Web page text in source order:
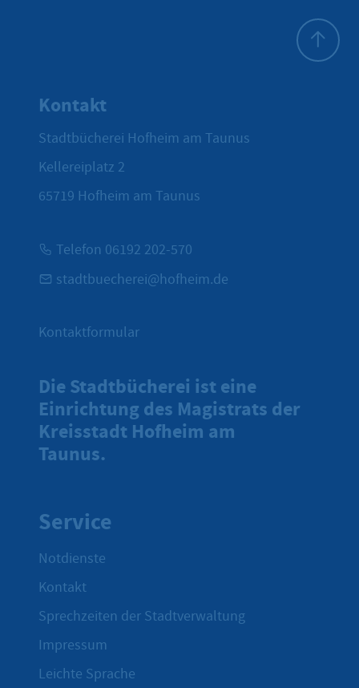
Kontakt
Stadtbücherei Hofheim am Taunus
Kellereiplatz 2
65719 Hofheim am Taunus
Telefon 06192 202-570
stadtbuecherei@hofheim.de
Kontaktformular
Die Stadtbücherei ist eine
Einrichtung des Magistrats der
Kreisstadt Hofheim am
Taunus.
Service
Notdienste
Kontakt
Sprechzeiten der Stadtverwaltung
Impressum
Leichte Sprache